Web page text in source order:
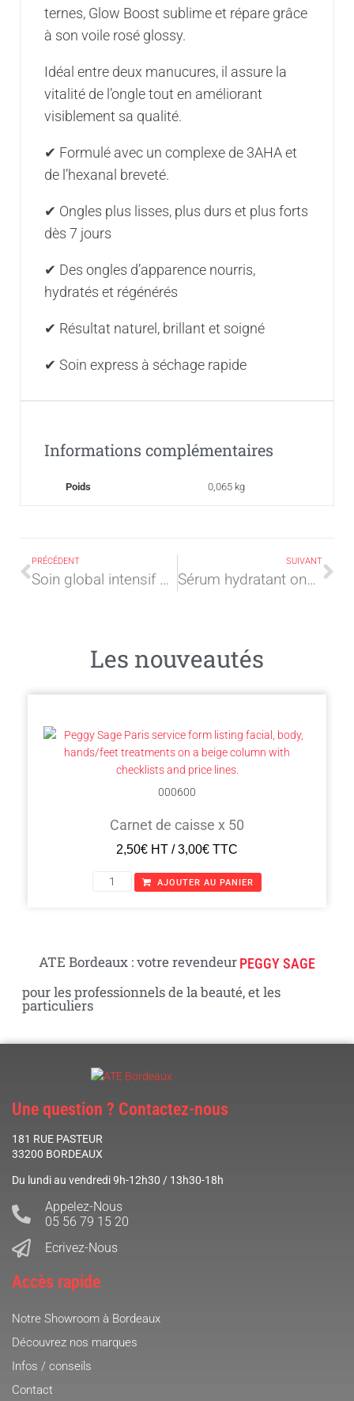
ternes, Glow Boost sublime et répare grâce
à son voile rosé glossy.
Idéal entre deux manucures, il assure la
vitalité de l’ongle tout en améliorant
visiblement sa qualité.
✔ Formulé avec un complexe de 3AHA et
de l’hexanal breveté.
✔ Ongles plus lisses, plus durs et plus forts
dès 7 jours
✔ Des ongles d’apparence nourris,
hydratés et régénérés
✔ Résultat naturel, brillant et soigné
✔ Soin express à séchage rapide
Informations complémentaires
Poids 0,065 kg
PRÉCÉDENT
Soin global intensif KERA BOND
SUIVANT
Sérum hydratant ongles et cuticules Power Shot 11ml
Les nouveautés
000600
Carnet de caisse x 50
2,50€ HT /3,00€ TTC
AJOUTER AU PANIER
ATE Bordeaux : votre revendeur PEGGY SAGE
pour les professionnels de la beauté, et les
particuliers
Une question ? Contactez-nous
181 RUE PASTEUR
33200 BORDEAUX
Du lundi au vendredi 9h-12h30 / 13h30-18h
Appelez-Nous
05 56 79 15 20
Ecrivez-Nous
Accès rapide
Notre Showroom à Bordeaux
Découvrez nos marques
Infos / conseils
Contact